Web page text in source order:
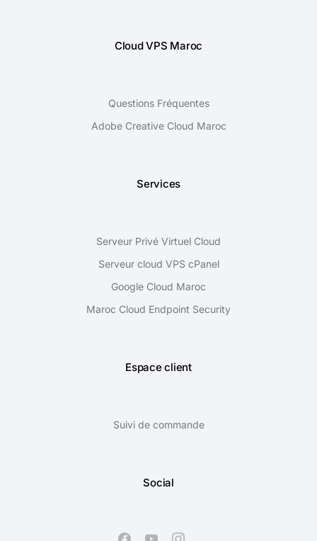
Cloud VPS Maroc
Questions Fréquentes
Adobe Creative Cloud Maroc
Services
Serveur Privé Virtuel Cloud
Serveur cloud VPS cPanel
Google Cloud Maroc
Maroc Cloud Endpoint Security
Espace client
Suivi de commande
Social